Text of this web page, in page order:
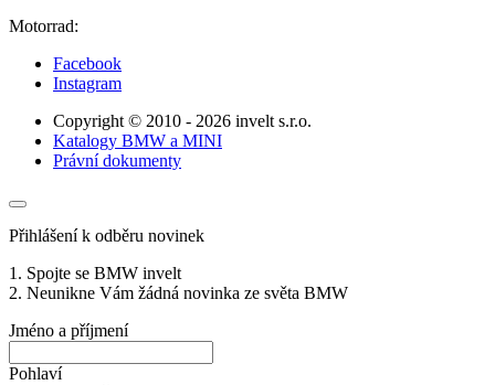
Motorrad:
Facebook
Instagram
Copyright © 2010 - 2026 invelt s.r.o.
Katalogy BMW a MINI
Právní dokumenty
Přihlášení k odběru novinek
1. Spojte se BMW invelt
2. Neunikne Vám žádná novinka ze světa BMW
Jméno a příjmení
Pohlaví